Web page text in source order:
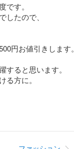
です。
したので、
円お値引きします。
すると思います。
る方に。